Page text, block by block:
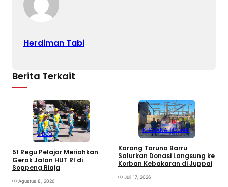
Herdiman Tabi
Berita Terkait
VIDEO
51 Regu Pelajar Meriahkan
Gerak Jalan HUT RI di
Soppeng Riaja
Agustus 8, 2026
KHAZANAH ISLAMI
Karang Taruna Barru
Salurkan Donasi Langsung ke
Korban Kebakaran di Juppai
Juli 17, 2026